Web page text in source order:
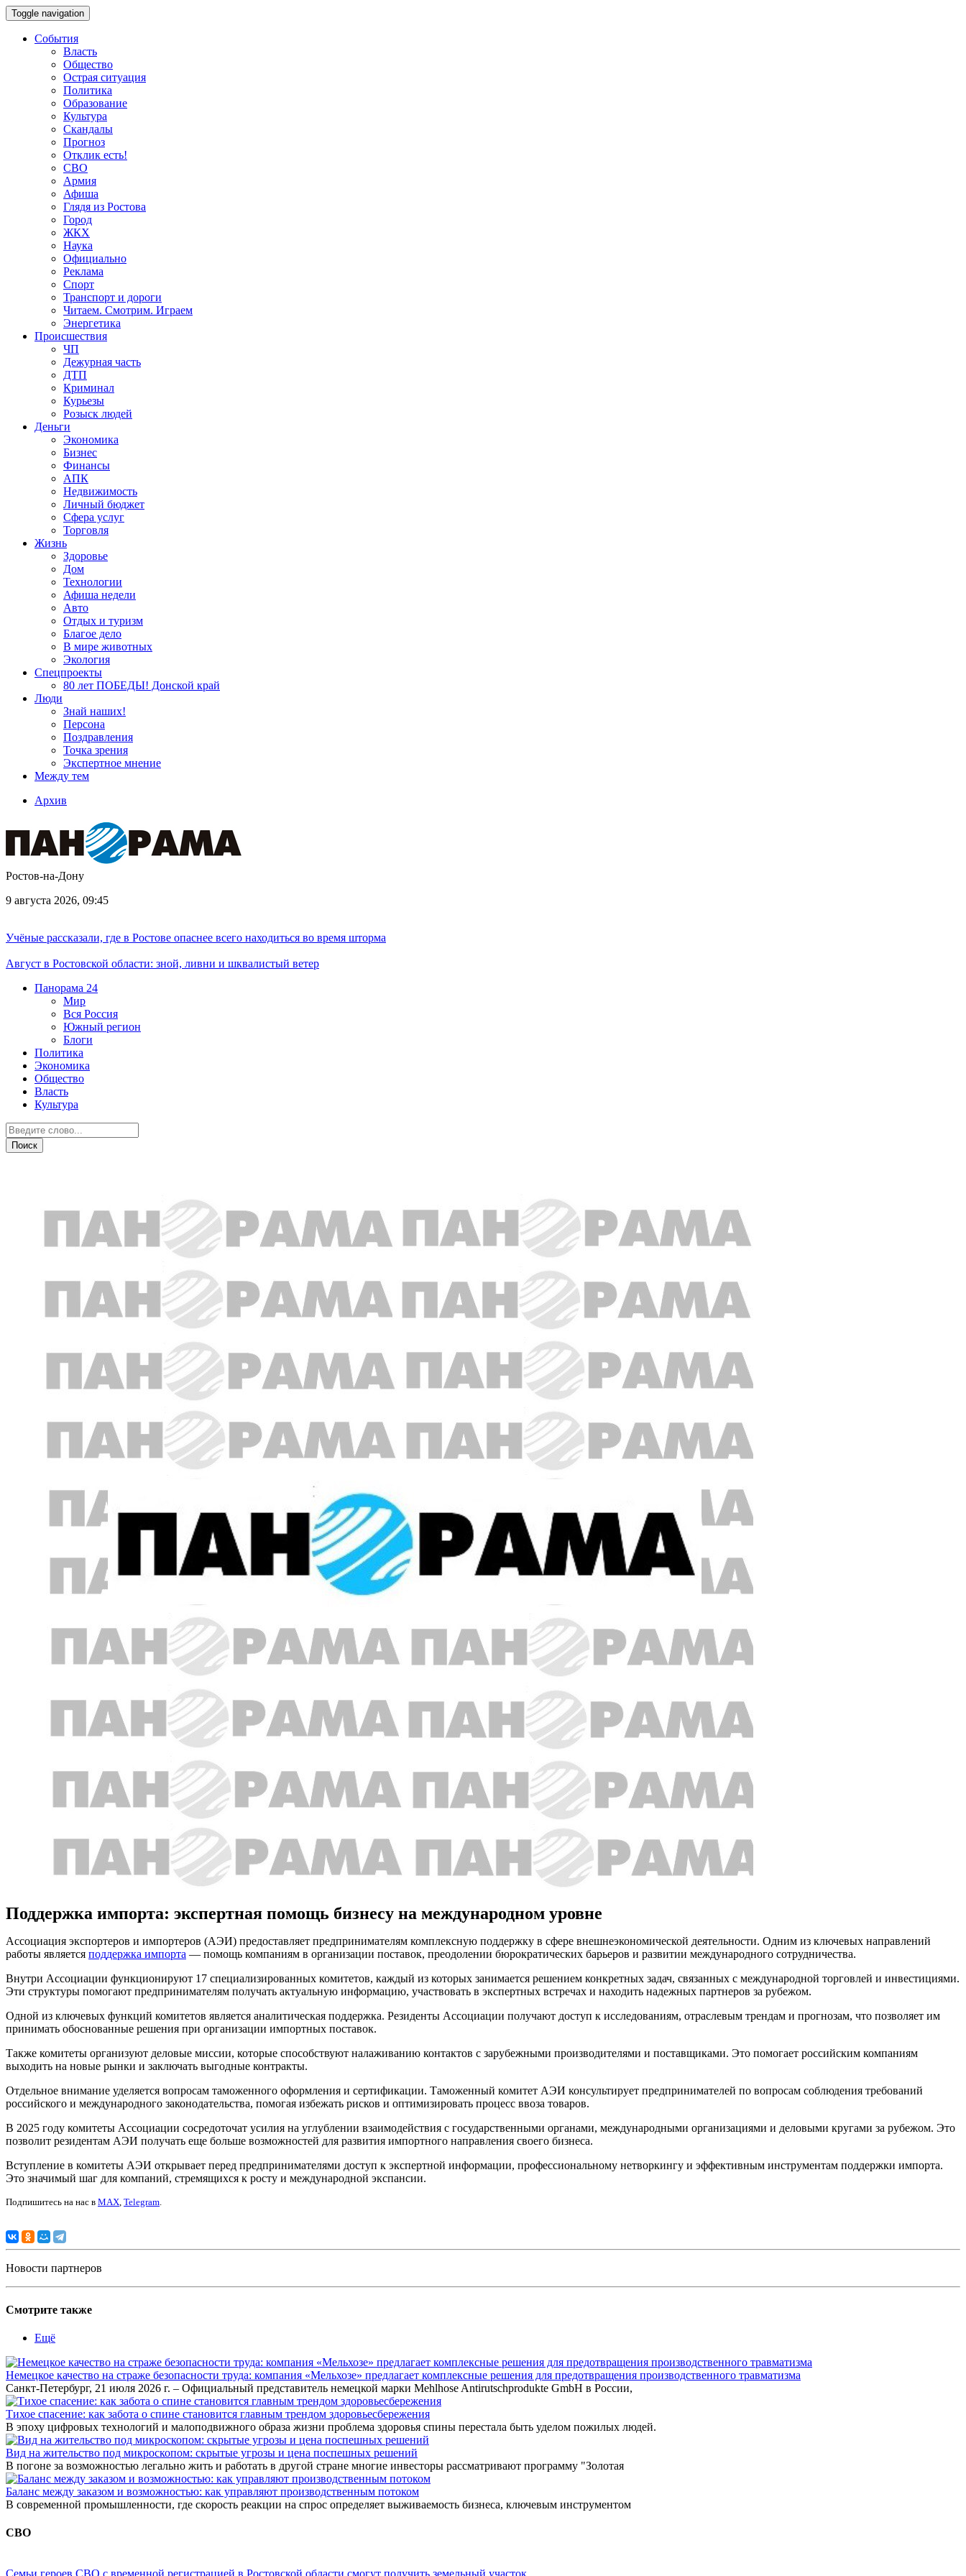
Toggle navigation
События
Власть
Общество
Острая ситуация
Политика
Образование
Культура
Скандалы
Прогноз
Отклик есть!
СВО
Армия
Афиша
Глядя из Ростова
Город
ЖКХ
Наука
Официально
Реклама
Спорт
Транспорт и дороги
Читаем. Смотрим. Играем
Энергетика
Происшествия
ЧП
Дежурная часть
ДТП
Криминал
Курьезы
Розыск людей
Деньги
Экономика
Бизнес
Финансы
АПК
Недвижимость
Личный бюджет
Сфера услуг
Торговля
Жизнь
Здоровье
Дом
Технологии
Афиша недели
Авто
Отдых и туризм
Благое дело
В мире животных
Экология
Спецпроекты
80 лет ПОБЕДЫ! Донской край
Люди
Знай наших!
Персона
Поздравления
Точка зрения
Экспертное мнение
Между тем
Архив
Ростов-на-Дону
9 августа 2026, 09:45
Учёные рассказали, где в Ростове опаснее всего находиться во время шторма
Август в Ростовской области: зной, ливни и шквалистый ветер
Панорама 24
Мир
Вся Россия
Южный регион
Блоги
Политика
Экономика
Общество
Власть
Культура
Поддержка импорта: экспертная помощь бизнесу на международном уровне
Ассоциация экспортеров и импортеров (АЭИ) предоставляет предпринимателям комплексную поддержку в сфере внешнеэкономической деятельности. Одним из ключевых направлений
работы является поддержка импорта — помощь компаниям в организации поставок, преодолении бюрократических барьеров и развитии международного сотрудничества.
Внутри Ассоциации функционируют 17 специализированных комитетов, каждый из которых занимается решением конкретных задач, связанных с международной торговлей и инвестициями.
Эти структуры помогают предпринимателям получать актуальную информацию, участвовать в экспертных встречах и находить надежных партнеров за рубежом.
Одной из ключевых функций комитетов является аналитическая поддержка. Резиденты Ассоциации получают доступ к исследованиям, отраслевым трендам и прогнозам, что позволяет им
принимать обоснованные решения при организации импортных поставок.
Также комитеты организуют деловые миссии, которые способствуют налаживанию контактов с зарубежными производителями и поставщиками. Это помогает российским компаниям
выходить на новые рынки и заключать выгодные контракты.
Отдельное внимание уделяется вопросам таможенного оформления и сертификации. Таможенный комитет АЭИ консультирует предпринимателей по вопросам соблюдения требований
российского и международного законодательства, помогая избежать рисков и оптимизировать процесс ввоза товаров.
В 2025 году комитеты Ассоциации сосредоточат усилия на углублении взаимодействия с государственными органами, международными организациями и деловыми кругами за рубежом. Это
позволит резидентам АЭИ получать еще больше возможностей для развития импортного направления своего бизнеса.
Вступление в комитеты АЭИ открывает перед предпринимателями доступ к экспертной информации, профессиональному нетворкингу и эффективным инструментам поддержки импорта.
Это значимый шаг для компаний, стремящихся к росту и международной экспансии.
Подпишитесь на нас в MAX, Telegram.
Новости партнеров
Смотрите также
Ещё
Немецкое качество на страже безопасности труда: компания «Мельхозе» предлагает комплексные решения для предотвращения производственного травматизма
Санкт-Петербург, 21 июля 2026 г. – Официальный представитель немецкой марки Mehlhose Antirutschprodukte GmbH в России,
Тихое спасение: как забота о спине становится главным трендом здоровьесбережения
В эпоху цифровых технологий и малоподвижного образа жизни проблема здоровья спины перестала быть уделом пожилых людей.
Вид на жительство под микроскопом: скрытые угрозы и цена поспешных решений
В погоне за возможностью легально жить и работать в другой стране многие инвесторы рассматривают программу "Золотая
Баланс между заказом и возможностью: как управляют производственным потоком
В современной промышленности, где скорость реакции на спрос определяет выживаемость бизнеса, ключевым инструментом
СВО